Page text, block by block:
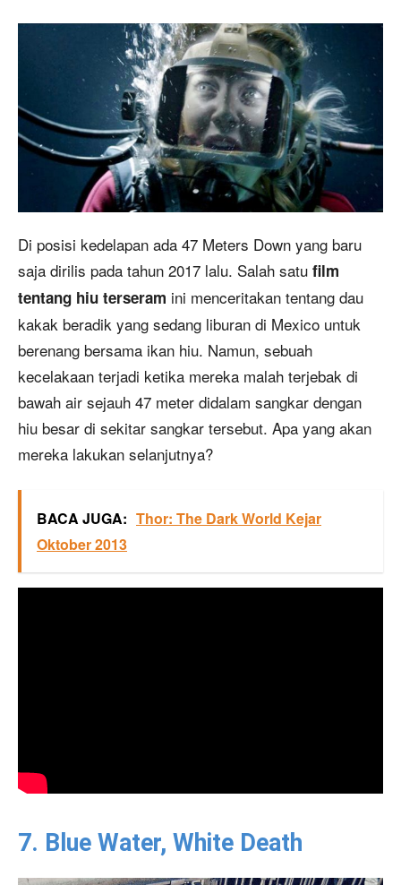
Di posisi kedelapan ada 47 Meters Down yang baru
saja dirilis pada tahun 2017 lalu. Salah satu film
tentang hiu terseram ini menceritakan tentang dau
kakak beradik yang sedang liburan di Mexico untuk
berenang bersama ikan hiu. Namun, sebuah
kecelakaan terjadi ketika mereka malah terjebak di
bawah air sejauh 47 meter didalam sangkar dengan
hiu besar di sekitar sangkar tersebut. Apa yang akan
mereka lakukan selanjutnya?
BACA JUGA: Thor: The Dark World Kejar
Oktober 2013
7. Blue Water, White Death